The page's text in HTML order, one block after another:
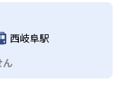
は、自らの学習
範囲も学習でき
講スタイル
い子ども向け
やる気を引き出せ
味わうことで、
る？
英語・国語の3教
ては他塾を検討す
開していない。志
西岐阜駅
ん